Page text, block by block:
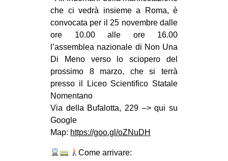
che ci vedrà insieme a Roma, è
convocata per il 25 novembre dalle
ore 10.00 alle ore 16.00
l’assemblea nazionale di Non Una
Di Meno verso lo sciopero del
prossimo 8 marzo, che si terrà
presso il Liceo Scientifico Statale
Nomentano
Via della Bufalotta, 229 –> qui su
Google
Map: https://goo.gl/oZNuDH
‍Come arrivare: